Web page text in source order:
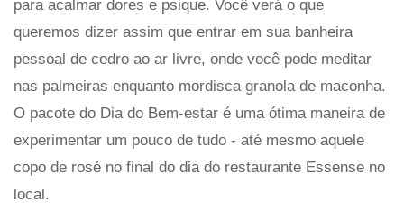
para acalmar dores e psique. Você verá o que
queremos dizer assim que entrar em sua banheira
pessoal de cedro ao ar livre, onde você pode meditar
nas palmeiras enquanto mordisca granola de maconha.
O pacote do Dia do Bem-estar é uma ótima maneira de
experimentar um pouco de tudo - até mesmo aquele
copo de rosé no final do dia do restaurante Essense no
local.